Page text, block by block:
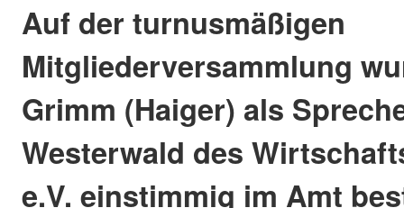
Auf der turnusmäßigen
Mitgliederversammlung
Grimm (Haiger) als
Westerwald des
e.V. einstimmig im Amt